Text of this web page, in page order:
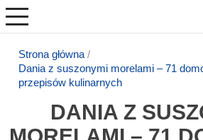
Strona główna
Dania z suszonymi morelami – 71
przepisów kulinarnych
DANIA Z